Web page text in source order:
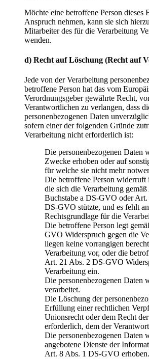
Möchte eine betroffene Person dieses
Anspruch nehmen, kann sie sich
Mitarbeiter des für die Verarbeitung
wenden.
d) Recht auf Löschung (Recht auf
Jede von der Verarbeitung
betroffene Person hat das vom
Verordnungsgeber gewährte Recht,
Verantwortlichen zu verlangen, dass
personenbezogenen Daten
sofern einer der folgenden Gründe
Verarbeitung nicht erforderlich ist:
Die personenbezogenen Daten
Zwecke erhoben oder auf
für welche sie nicht mehr
Die betroffene Person
die sich die Verarbeitung
Buchstabe a DS-GVO oder Art.
DS-GVO stützte, und es fehlt
Rechtsgrundlage für die
Die betroffene Person legt
GVO Widerspruch gegen die
liegen keine vorrangigen
Verarbeitung vor, oder die
Art. 21 Abs. 2 DS-GVO
Verarbeitung ein.
Die personenbezogenen Daten
verarbeitet.
Die Löschung der
Erfüllung einer rechtlichen
Unionsrecht oder dem Recht
erforderlich, dem der
Die personenbezogenen Daten
angebotene Dienste der
Art. 8 Abs. 1 DS-GVO erhoben.